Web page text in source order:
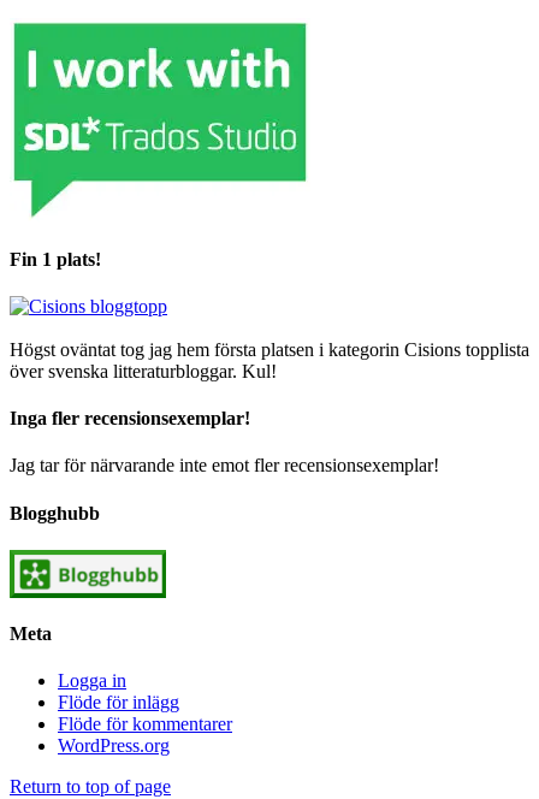
Fin 1 plats!
Högst oväntat tog jag hem första platsen i kategorin Cisions topplista
över svenska litteraturbloggar. Kul!
Inga fler recensionsexemplar!
Jag tar för närvarande inte emot fler recensionsexemplar!
Blogghubb
Meta
Logga in
Flöde för inlägg
Flöde för kommentarer
WordPress.org
Return to top of page